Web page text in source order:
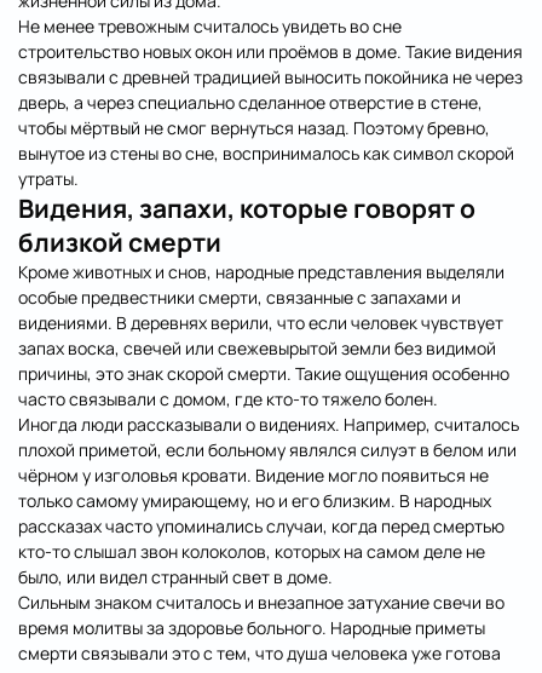
Не менее тревожным считалось увидеть во сне
строительство новых окон или проёмов в доме. Такие видения
связывали с древней традицией выносить покойника не через
дверь, а через специально сделанное отверстие в стене,
чтобы мёртвый не смог вернуться назад. Поэтому бревно,
вынутое из стены во сне, воспринималось как символ скорой
утраты.
Видения, запахи, которые говорят о
близкой смерти
Кроме животных и снов, народные представления выделяли
особые предвестники смерти, связанные с запахами и
видениями. В деревнях верили, что если человек чувствует
запах воска, свечей или свежевырытой земли без видимой
причины, это знак скорой смерти. Такие ощущения особенно
часто связывали с домом, где кто-то тяжело болен.
Иногда люди рассказывали о видениях. Например, считалось
плохой приметой, если больному являлся силуэт в белом или
чёрном у изголовья кровати. Видение могло появиться не
только самому умирающему, но и его близким. В народных
рассказах часто упоминались случаи, когда перед смертью
кто-то слышал звон колоколов, которых на самом деле не
было, или видел странный свет в доме.
Сильным знаком считалось и внезапное затухание свечи во
время молитвы за здоровье больного. Народные приметы
смерти связывали это с тем, что душа человека уже готова